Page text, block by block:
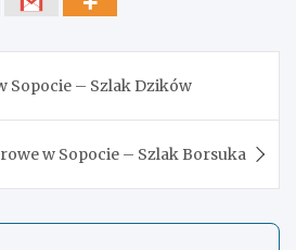
Sopocie – Szlak Dzików
w Sopocie – Szlak Borsuka